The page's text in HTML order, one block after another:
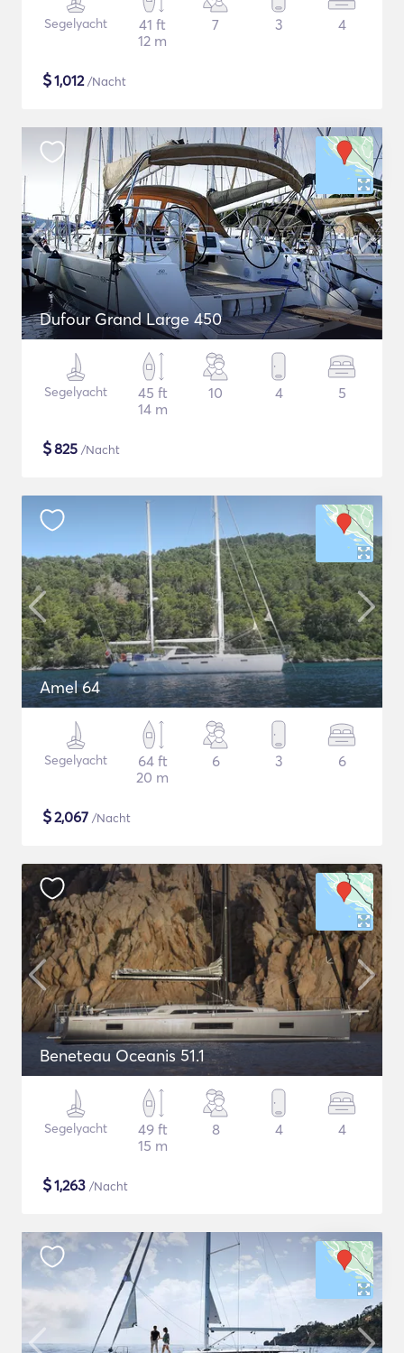
Segelyacht
41 ft
12 m
7 3 4
$1,012/Nacht
Dufour Grand Large 450
Segelyacht
45 ft
14 m
10 4 5
$825 /Nacht
Amel 64
Segelyacht
64 ft
20 m
6 3 6
$2,067 /Nacht
Beneteau Oceanis 51.1
Segelyacht
49 ft
15 m
8 4 4
$1,263 /Nacht